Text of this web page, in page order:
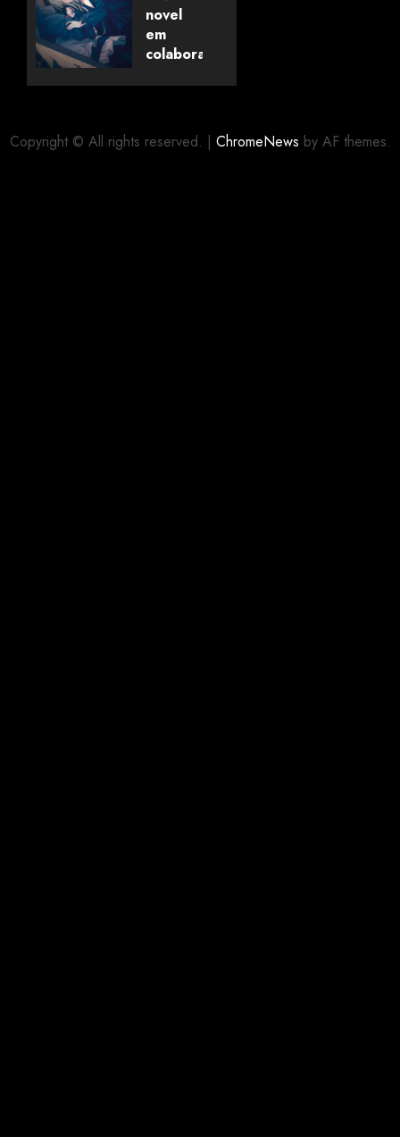
Universo
dos
Livros
novel
em
colaboração
Copyright © All rights reserved. | ChromeNews by AF themes.